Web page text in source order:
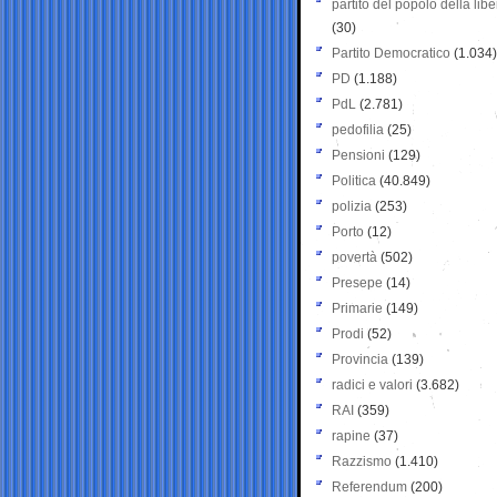
partito del popolo della
(30)
Partito Democratico (1.034)
PD (1.188)
PdL (2.781)
pedofilia (25)
Pensioni (129)
Politica (40.849)
polizia (253)
Porto (12)
povertà (502)
Presepe (14)
Primarie (149)
Prodi (52)
Provincia (139)
radici e valori (3.682)
RAI (359)
rapine (37)
Razzismo (1.410)
Referendum (200)